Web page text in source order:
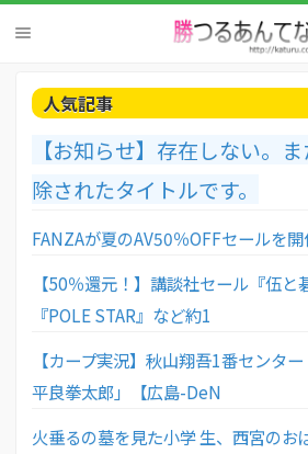
人気記事
【お知らせ】存在しない。
除されたタイトルです。
FANZAが夏のAV50％OFFセールを
【50％還元！】講談社セール『伍と
『POLE STAR』など約1
【カープ実況】秋山翔吾1番センタ
平良拳太郎」【広島-DeN
火垂るの墓を見た小学 生、西宮のお